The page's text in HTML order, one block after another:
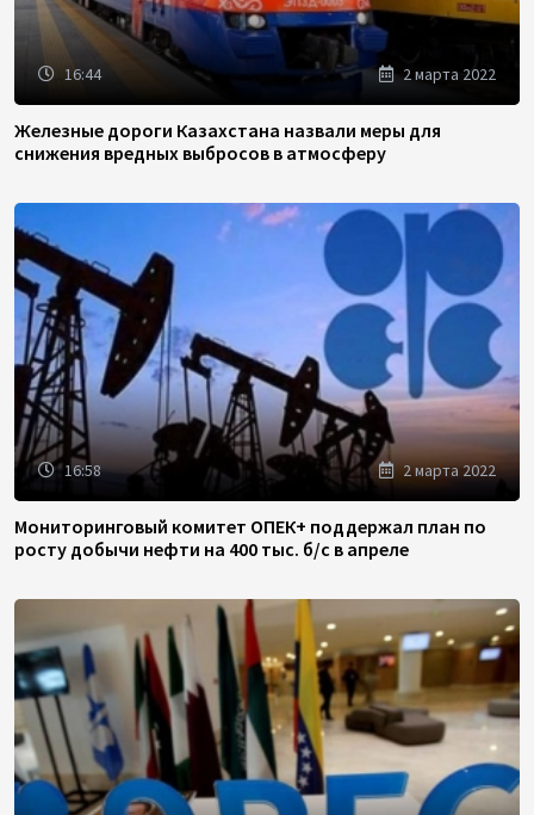
16:44 2 марта 2022
Железные дороги Казахстана назвали меры для
снижения вредных выбросов в атмосферу
16:58 2 марта 2022
Мониторинговый комитет ОПЕК+ поддержал план по
росту добычи нефти на 400 тыс. б/с в апреле